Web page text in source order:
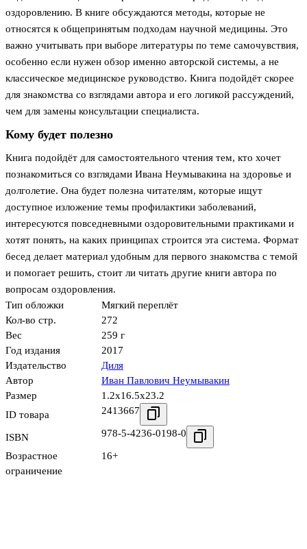
оздоровлению. В книге обсуждаются методы, которые не
относятся к общепринятым подходам научной медицины. Это
важно учитывать при выборе литературы по теме самочувствия,
особенно если нужен обзор именно авторской системы, а не
классическое медицинское руководство. Книга подойдёт скорее
для знакомства со взглядами автора и его логикой рассуждений,
чем для замены консультации специалиста.
Кому будет полезно
Книга подойдёт для самостоятельного чтения тем, кто хочет
познакомиться со взглядами Ивана Неумывакина на здоровье и
долголетие. Она будет полезна читателям, которые ищут
доступное изложение темы профилактики заболеваний,
интересуются повседневными оздоровительными практиками и
хотят понять, на каких принципах строится эта система. Формат
бесед делает материал удобным для первого знакомства с темой
и помогает решить, стоит ли читать другие книги автора по
вопросам оздоровления.
Тип обложки
Мягкий переплёт
Кол-во стр.
272
Вес
259 г
Год издания
2017
Издательство
Диля
Автор
Иван Павлович Неумывакин
Размер
1.2x16.5x23.2
ID товара
2413667
ISBN 978-5-4236-0198-0
Возрастное
ограничение
16+